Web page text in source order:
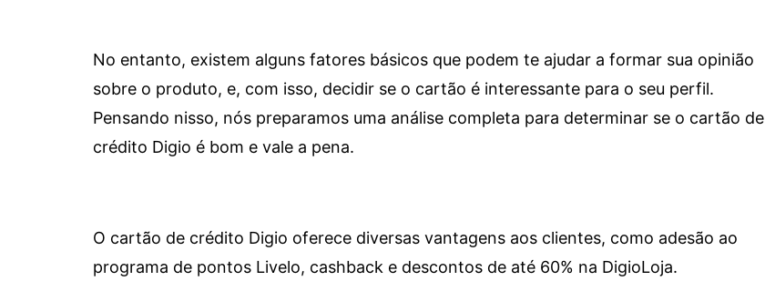
No entanto, existem alguns fatores básicos que podem te ajudar a formar sua opinião
sobre o produto, e, com isso, decidir se o cartão é interessante para o seu perfil.
Pensando nisso, nós preparamos uma análise completa para determinar se o cartão de
crédito Digio é bom e vale a pena.
O cartão de crédito Digio oferece diversas vantagens aos clientes, como adesão ao
programa de pontos Livelo, cashback e descontos de até 60% na DigioLoja.